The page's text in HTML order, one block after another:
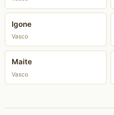
Igone
Vasco
Maite
Vasco